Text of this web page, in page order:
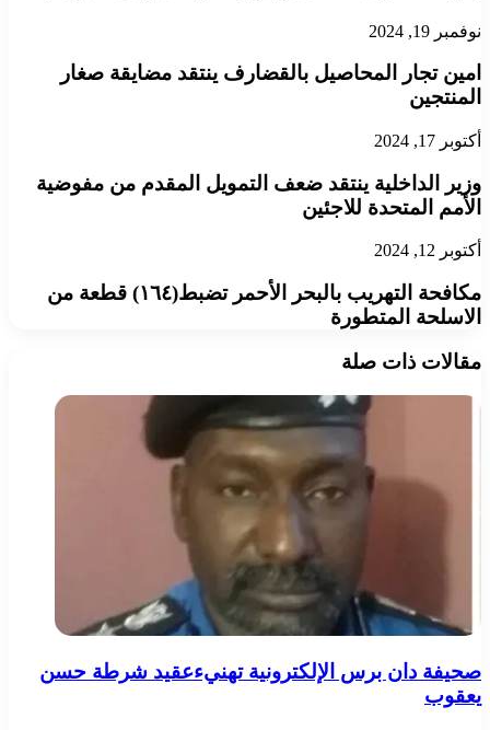
نوفمبر 19, 2024
امين تجار المحاصيل بالقضارف ينتقد مضايقة صغار
المنتجين
أكتوبر 17, 2024
وزير الداخلية ينتقد ضعف التمويل المقدم من مفوضية
الأمم المتحدة للاجئين
أكتوبر 12, 2024
مكافحة التهريب بالبحر الأحمر تضبط(١٦٤) قطعة من
الاسلحة المتطورة
مقالات ذات صلة
صحيفة دان برس الإلكترونية تهنيءعقيد شرطة حسن
يعقوب